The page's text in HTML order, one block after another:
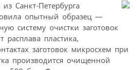
Санкт-Петербурга
опытный образец —
систему очистки заготовок
расплава пластика,
заготовок микросхем при
производится очищенной